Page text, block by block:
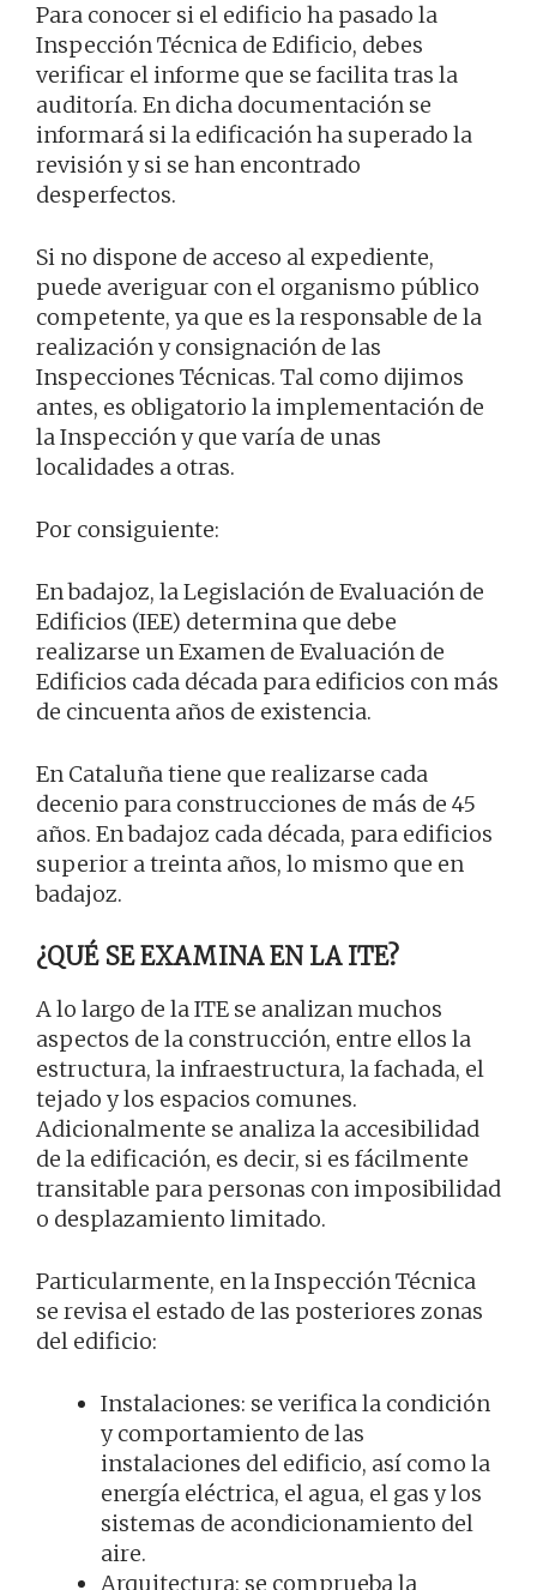
Para conocer si el edificio ha pasado la
Inspección Técnica de Edificio, debes
verificar el informe que se facilita tras la
auditoría. En dicha documentación se
informará si la edificación ha superado la
revisión y si se han encontrado
desperfectos.
Si no dispone de acceso al expediente,
puede averiguar con el organismo público
competente, ya que es la responsable de la
realización y consignación de las
Inspecciones Técnicas. Tal como dijimos
antes, es obligatorio la implementación de
la Inspección y que varía de unas
localidades a otras.
Por consiguiente:
En badajoz, la Legislación de Evaluación de
Edificios (IEE) determina que debe
realizarse un Examen de Evaluación de
Edificios cada década para edificios con más
de cincuenta años de existencia.
En Cataluña tiene que realizarse cada
decenio para construcciones de más de 45
años. En badajoz cada década, para edificios
superior a treinta años, lo mismo que en
badajoz.
¿QUÉ SE EXAMINA EN LA ITE?
A lo largo de la ITE se analizan muchos
aspectos de la construcción, entre ellos la
estructura, la infraestructura, la fachada, el
tejado y los espacios comunes.
Adicionalmente se analiza la accesibilidad
de la edificación, es decir, si es fácilmente
transitable para personas con imposibilidad
o desplazamiento limitado.
Particularmente, en la Inspección Técnica
se revisa el estado de las posteriores zonas
del edificio:
Instalaciones: se verifica la condición
y comportamiento de las
instalaciones del edificio, así como la
energía eléctrica, el agua, el gas y los
sistemas de acondicionamiento del
aire.
Arquitectura: se comprueba la